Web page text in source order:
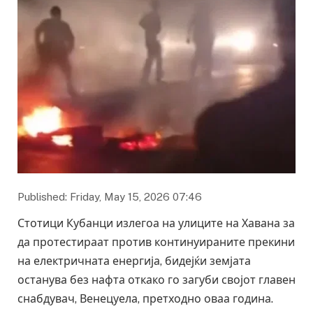
Published: Friday, May 15, 2026 07:46
Стотици Кубанци излегоа на улиците на Хавана за
да протестираат против континуираните прекини
на електричната енергија, бидејќи земјата
останува без нафта откако го загуби својот главен
снабдувач, Венецуела, претходно оваа година.